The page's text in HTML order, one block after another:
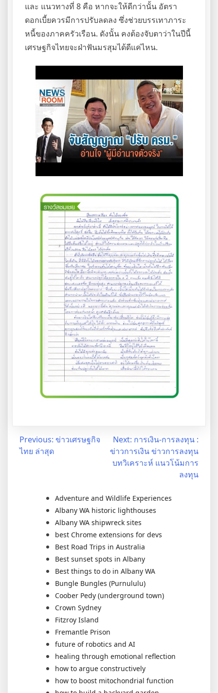
และ แนวทางที่ 8 คือ หากจะให้ดีกว่านั้น อัตรา
ดอกเบี้ยควรมีการปรับลดลง ซึ่งช่วยบรรเทาภาระ
หนี้ของภาคครัวเรือน. ดังนั้น คงต้องจับตาว่าในปีนี้
เศรษฐกิจไทยจะฝ่าฟันมรสุมได้ดีแค่ไหน.
Post
navigation
Previous: ข่าวเศรษฐกิจ
ไทย ล่าสุด
Next: การเงิน-การลงทุน :
ข่าวการเงิน ข่าวการลงทุน
บทวิเคราะห์ แนวโน้มการ
ลงทุน
Adventure and Wildlife Experiences
Albany WA historic lighthouses
Albany WA shipwreck sites
best Chrome extensions for devs
Best Road Trips in Australia
Best sunset spots in Albany
Best things to do in Albany WA
Bungle Bungles (Purnululu)
Coober Pedy (underground town)
Crown Sydney
Fitzroy Island
Fremantle Prison
future of robotics and AI
healing through emotional reflection
how to argue constructively
how to boost mitochondrial function